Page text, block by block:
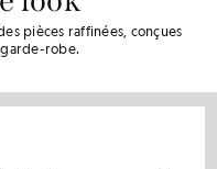
pièces raffinées, conçues
robe.